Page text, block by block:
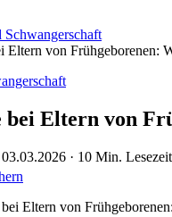
Eltern von Frühgeborenen:
bei Eltern von
· 10 Min. Lesezeit